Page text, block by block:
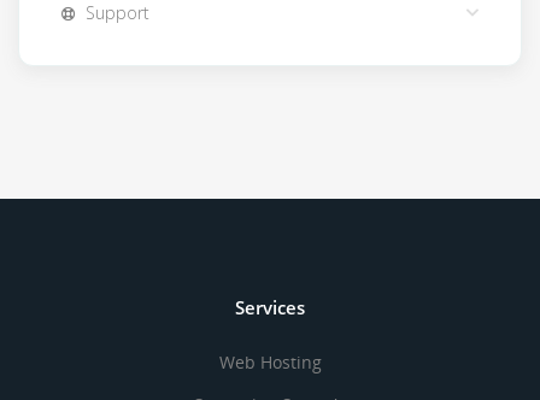
Support
Services
Web Hosting